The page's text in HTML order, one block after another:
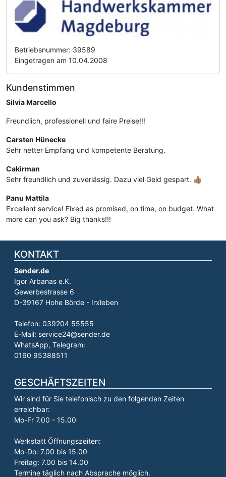
Betriebsnummer: 39589
Eingetragen am 10.04.2008
Kundenstimmen
Silvia Marcello
Freundlich, professionell und faire Preise!!!
Carsten Hünecke
Sehr netter Empfang und kompetente Beratung.
Cakirman
Sehr freundlich und zuverlässig. Dazu viel Geld gespart. 👍🏽
Panu Mattila
Excellent service! Fixed as promised, on time, on budget. What
more can you ask? Big thanks!!!
KONTAKT
Sender.de
Igor Arbanas e.K.
Gewerbestrasse 6
D-39167 Hohe Börde - Irxleben
Telefon: 039204 55555
E-Mail: service24@sender.de
WhatsApp, Telegram:
0160 95388511
GESCHÄFTSZEITEN
Wir sind für Sie telefonisch zu den folgenden Zeiten
erreichbar:
Mo-Fr 7.00 - 15.00
Werkstatt Öffnungszeiten:
Mo-Do: 7.00 bis 15.00
Freitag: 7.00 bis 14.00
Termine täglich nach Absprache möglich.